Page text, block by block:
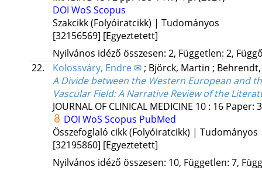
DOI WoS Scopus
Szakcikk (Folyóiratcikk) | Tudományos
[32156569] [Egyeztetett]
Nyilvános idéző összesen: 2, Független: 2,
22.
Kolossváry, Endre ✉; Björck, Martin ;
A Divide between the Western European and
Vascular Field: A Narrative Review of the
JOURNAL OF CLINICAL MEDICINE 10: 16 Paper:
DOI WoS Scopus PubMed
Összefoglaló cikk (Folyóiratcikk) | Tudományos
[32195860] [Egyeztetett]
Nyilvános idéző összesen: 10, Független: 7,